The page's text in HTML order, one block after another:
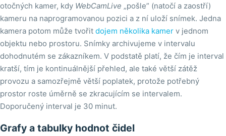
otočných kamer, kdy WebCamLive „pošle” (natočí a zaostří)
kameru na naprogramovanou pozici a z ní uloží snímek. Jedna
kamera potom může tvořit dojem několika kamer v jednom
objektu nebo prostoru. Snímky archivujeme v intervalu
dohodnutém se zákazníkem. V podstatě platí, že čím je interval
kratší, tím je kontinuálnější přehled, ale také větší zátěž
provozu a samozřejmě větší poplatek, protože potřebný
prostor roste úměrně se zkracujícím se intervalem.
Doporučený interval je 30 minut.
Grafy a tabulky hodnot čidel